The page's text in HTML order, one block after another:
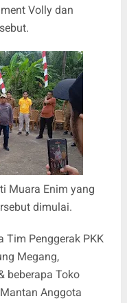
Volly dan
Muara Enim yang
dimulai.
Penggerak PKK
Megang,
beberapa Toko
Anggota